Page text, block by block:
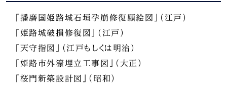
「播磨国姫路城石垣孕崩修復願絵図」（江戸）
「姫路城破損修復図」（江戸）
「天守指図」（江戸もしくは明治）
「姫路市外濠埋立工事図」（大正）
「桜門新築設計図」（昭和）